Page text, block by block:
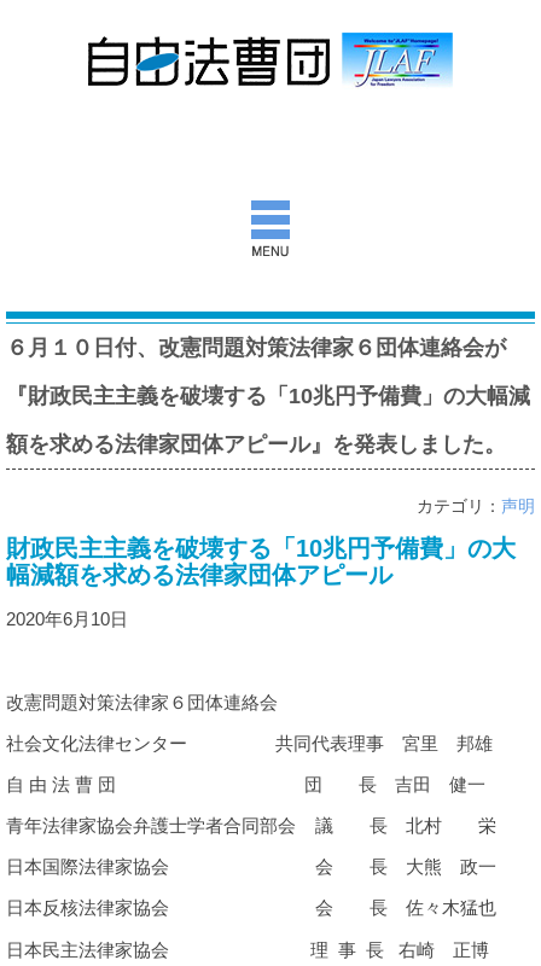
自由法曹団とは
活動報告
意見書ほか
諸課題
６月１０日付、改憲問題対策法律家６団体連絡会が
『財政民主主義を破壊する「10兆円予備費」の大幅減
額を求める法律家団体アピール』を発表しました。
カテゴリ：声明
財政民主主義を破壊する「 10兆円予備費」の大
幅減額を求める法律家団体アピール
2020年6月 10日
改憲問題対策法律家６団体連絡会
社会文化法律センター 共同代表理事 宮里 邦雄
自 由 法 曹 団 団 長 吉田 健一
青年法律家協会弁護士学者合同部会 議 長 北村 栄
日本国際法律家協会 会 長 大熊 政一
日本反核法律家協会 会 長 佐々木猛也
日本民主法律家協会 理 事 長 右崎 正博